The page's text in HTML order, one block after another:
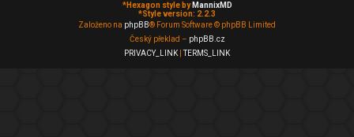
*Hexagon style by MannixMD
*Style version: 2.2.3
Založeno na phpBB® Forum Software © phpBB Limited
Český překlad – phpBB.cz
PRIVACY_LINK |TERMS_LINK